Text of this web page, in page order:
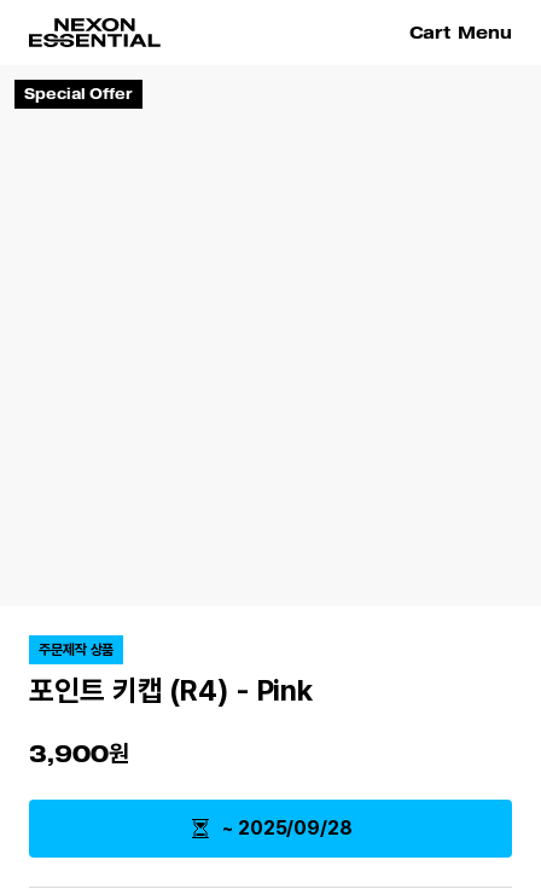
Special Offer
주문제작 상품
포인트 키캡 (R4) - Pink
3,900
~ 2025/09/28
Cart Menu